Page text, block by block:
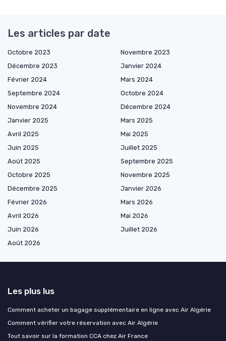
Les articles par date
Octobre 2023
Novembre 2023
Décembre 2023
Janvier 2024
Février 2024
Mars 2024
Septembre 2024
Octobre 2024
Novembre 2024
Décembre 2024
Janvier 2025
Mars 2025
Avril 2025
Mai 2025
Juin 2025
Juillet 2025
Août 2025
Septembre 2025
Octobre 2025
Novembre 2025
Décembre 2025
Janvier 2026
Février 2026
Mars 2026
Avril 2026
Mai 2026
Juin 2026
Juillet 2026
Août 2026
Les plus lus
Comment acheter un bagage supplémentaire en ligne avec Air Algérie
Comment vérifier votre réservation avec Air Algérie
Tout savoir sur la formation CCA chez Air France